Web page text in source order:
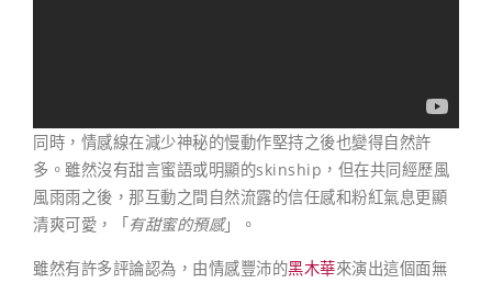
同時，情感線在減少神秘的慢動作堅持之後也變得自然許
多。雖然沒有甜言蜜語或明顯的skinship，但在共同經歷風
風雨雨之後，那互動之間自然流露的信任感和粉紅氣息更顯
清爽可愛，「有甜蜜的預感」。
雖然有許多評論認為，由情感豐沛的黑木華來演出這個面無